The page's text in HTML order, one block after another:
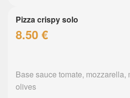
Pizza crispy solo
8.50 €
Base sauce tomate, mozzarella,
olives